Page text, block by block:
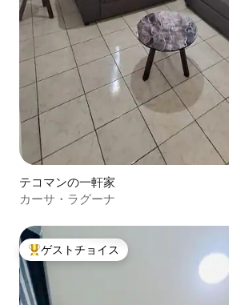
テコマンの一軒家
カーサ・ラグーナ
大好評のゲストチョイスです。
ゲストチョイス